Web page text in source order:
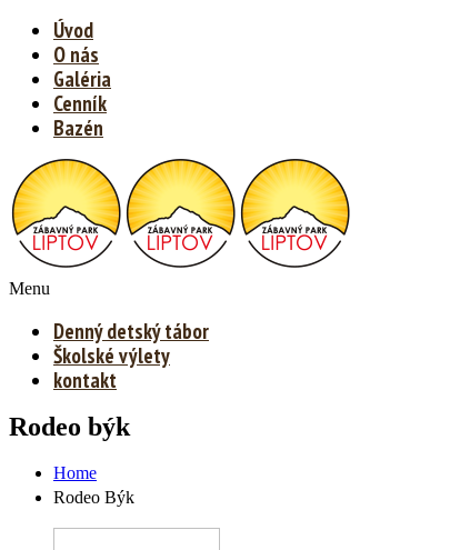
Úvod
O nás
Galéria
Cenník
Bazén
Menu
Denný detský tábor
Školské výlety
kontakt
Rodeo býk
Home
Rodeo Býk